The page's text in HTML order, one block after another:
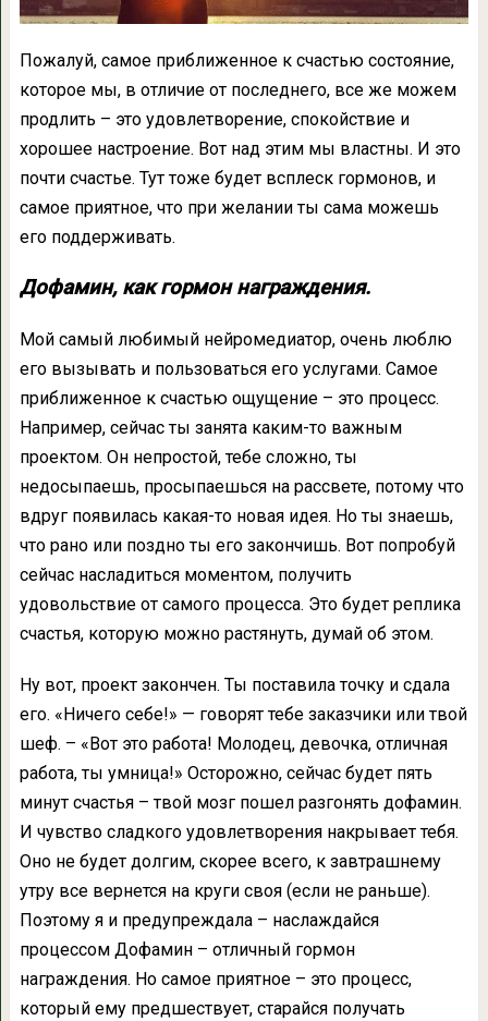
Пожалуй, самое приближенное к счастью состояние,
которое мы, в отличие от последнего, все же можем
продлить – это удовлетворение, спокойствие и
хорошее настроение. Вот над этим мы властны. И это
почти счастье. Тут тоже будет всплеск гормонов, и
самое приятное, что при желании ты сама можешь
его поддерживать.
Дофамин, как гормон награждения.
Мой самый любимый нейромедиатор, очень люблю
его вызывать и пользоваться его услугами. Самое
приближенное к счастью ощущение – это процесс.
Например, сейчас ты занята каким-то важным
проектом. Он непростой, тебе сложно, ты
недосыпаешь, просыпаешься на рассвете, потому что
вдруг появилась какая-то новая идея. Но ты знаешь,
что рано или поздно ты его закончишь. Вот попробуй
сейчас насладиться моментом, получить
удовольствие от самого процесса. Это будет реплика
счастья, которую можно растянуть, думай об этом.
Ну вот, проект закончен. Ты поставила точку и сдала
его. «Ничего себе!» — говорят тебе заказчики или твой
шеф. – «Вот это работа! Молодец, девочка, отличная
работа, ты умница!» Осторожно, сейчас будет пять
минут счастья – твой мозг пошел разгонять дофамин.
И чувство сладкого удовлетворения накрывает тебя.
Оно не будет долгим, скорее всего, к завтрашнему
утру все вернется на круги своя (если не раньше).
Поэтому я и предупреждала – наслаждайся
процессом Дофамин – отличный гормон
награждения. Но самое приятное – это процесс,
который ему предшествует, старайся получать